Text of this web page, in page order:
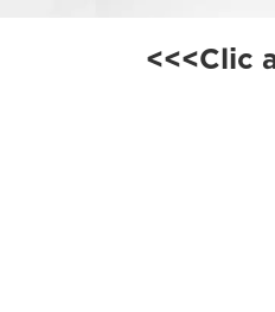
<<<Clic